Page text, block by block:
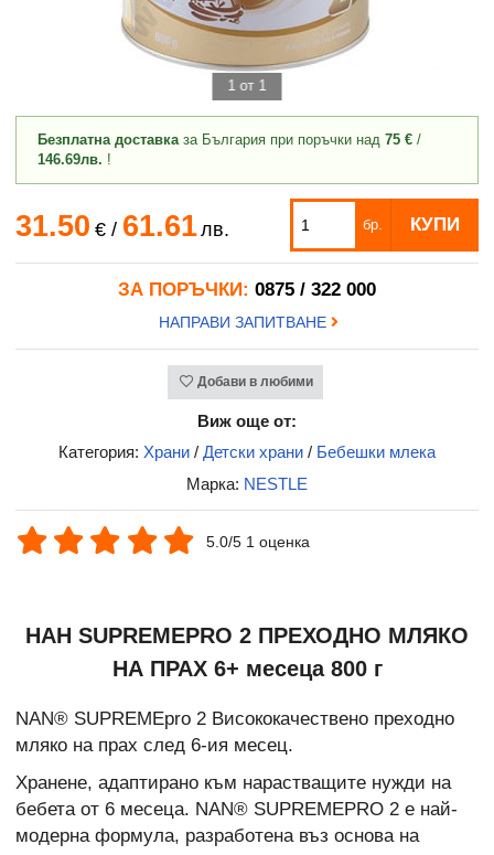
1 от 1
Безплатна доставказа България при поръчки над 75 € /
146.69лв. !
31.50 €/ 61.61лв. бр. КУПИ
ЗА ПОРЪЧКИ: 0875 / 322 000
НАПРАВИ ЗАПИТВАНЕ
Добави в любими
Виж още от:
Категория: Храни / Детски храни / Бебешки млека
Марка: NESTLE
5.0/5 1 оценка
НАН SUPREMEPRO 2 ПРЕХОДНО МЛЯКО
НА ПРАХ 6+ месеца 800 г
NAN® SUPREMEpro 2 Висококачествено преходно
мляко на прах след 6-ия месец.
Хранене, адаптирано към нарастващите нужди на
бебета от 6 месеца. NAN® SUPREMEPRO 2 е най-
модерна формула, разработена въз основа на